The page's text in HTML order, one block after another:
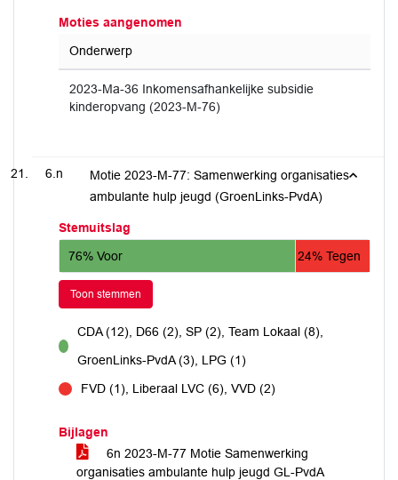
Moties aangenomen
Onderwerp
2023-Ma-36 Inkomensafhankelijke subsidie
kinderopvang (2023-M-76)
6.n
Motie 2023-M-77: Samenwerking organisaties
ambulante hulp jeugd (GroenLinks-PvdA)
Stemuitslag
76% Voor
24% Tegen
Toon stemmen
voor
CDA (12), D66 (2), SP (2), Team Lokaal (8),
GroenLinks-PvdA (3), LPG (1)
FVD (1), Liberaal LVC (6), VVD (2)
Bijlagen
6n 2023-M-77 Motie Samenwerking
organisaties ambulante hulp jeugd GL-PvdA